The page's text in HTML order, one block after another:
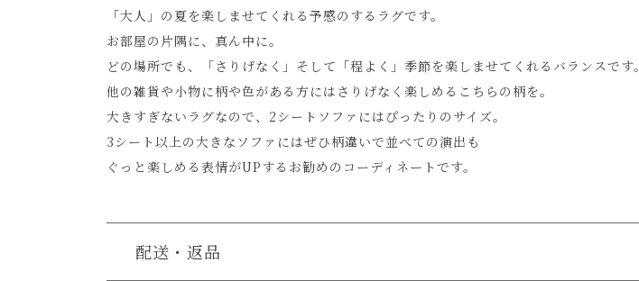
「大人」の夏を楽しませてくれる予感のするラグです。
お部屋の片隅に、真ん中に。
どの場所でも、「さりげなく」そして「程よく」季節を楽しませてくれるバランスです。
他の雑貨や小物に柄や色がある方にはさりげなく楽しめるこちらの柄を。
大きすぎないラグなので、2シートソファにはぴったりのサイズ。
3シート以上の大きなソファにはぜひ柄違いで並べての演出も
ぐっと楽しめる表情がUPするお勧めのコーディネートです。
配送・返品